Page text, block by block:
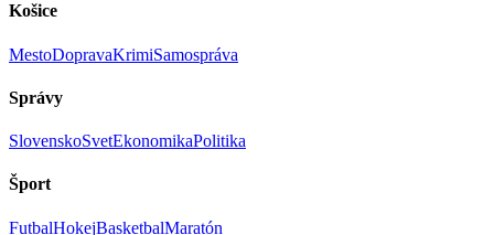
Košice
MestoDopravaKrimiSamospráva
Správy
SlovenskoSvetEkonomikaPolitika
Šport
FutbalHokejBasketbalMaratón